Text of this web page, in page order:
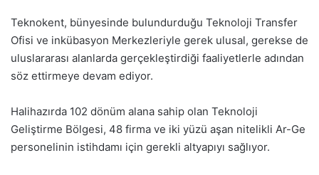
Teknokent, bünyesinde bulundurduğu Teknoloji Transfer
Ofisi ve inkübasyon Merkezleriyle gerek ulusal, gerekse de
uluslararası alanlarda gerçekleştirdiği faaliyetlerle adından
söz ettirmeye devam ediyor.
Halihazırda 102 dönüm alana sahip olan Teknoloji
Geliştirme Bölgesi, 48 firma ve iki yüzü aşan nitelikli Ar-Ge
personelinin istihdamı için gerekli altyapıyı sağlıyor.